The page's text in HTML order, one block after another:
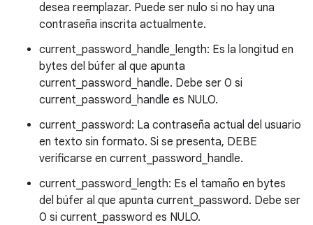
desea reemplazar. Puede ser nulo si no hay una
contraseña inscrita actualmente.
current_password_handle_length: Es la longitud en
bytes del búfer al que apunta
current_password_handle. Debe ser 0 si
current_password_handle es NULO.
current_password: La contraseña actual del usuario
en texto sin formato. Si se presenta, DEBE
verificarse en current_password_handle.
current_password_length: Es el tamaño en bytes
del búfer al que apunta current_password. Debe ser
0 si current_password es NULO.